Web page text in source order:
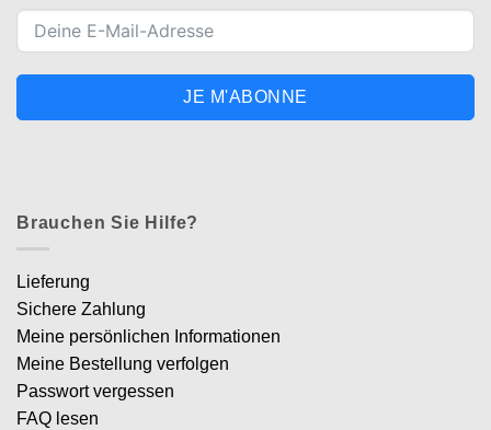
JE M'ABONNE
Brauchen Sie Hilfe?
Lieferung
Sichere Zahlung
Meine persönlichen Informationen
Meine Bestellung verfolgen
Passwort vergessen
FAQ lesen